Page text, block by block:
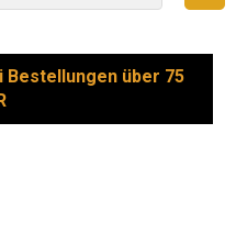
über 75